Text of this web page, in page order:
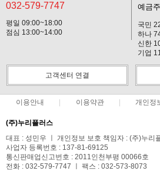
032-579-7747
평일 09:00~18:00
점심 13:00~14:00
예금
국민
하나
신한
기업
고객센터 연결
이용안내 이용약관 개인정
(주)누리플러스
대표 : 성민우 ㅣ 개인정보 보호 책임자 : (주)누리
사업자 등록번호 : 137-81-69125
통신판매업신고번호 : 2011인천부평 00066호
전화 : 032-579-7747 ㅣ 팩스 : 032-573-8073